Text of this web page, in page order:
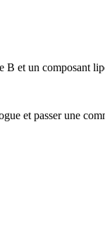
et un composant
et passer une